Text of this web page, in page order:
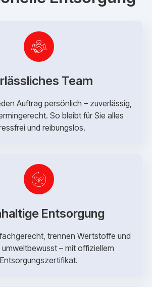
Team
Auftrag persönlich – zuverlässig,
So bleibt für Sie alles
und reibungslos.
Entsorgung
trennen Wertstoffe und
– mit offiziellem
Entsorgungszertifikat.